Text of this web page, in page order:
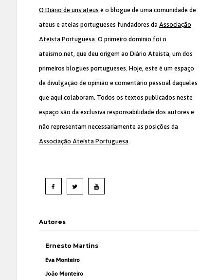
O Diário de uns ateus é o blogue de uma comunidade de
ateus e ateias portugueses fundadores da Associação
Ateísta Portuguesa. O primeiro domínio foi o
ateismo.net, que deu origem ao Diário Ateísta, um dos
primeiros blogues portugueses. Hoje, este é um espaço
de divulgação de opinião e comentário pessoal daqueles
que aqui colaboram. Todos os textos publicados neste
espaço são da exclusiva responsabilidade dos autores e
não representam necessariamente as posições da
Associação Ateísta Portuguesa.
Autores
Ernesto Martins
Eva Monteiro
João Monteiro